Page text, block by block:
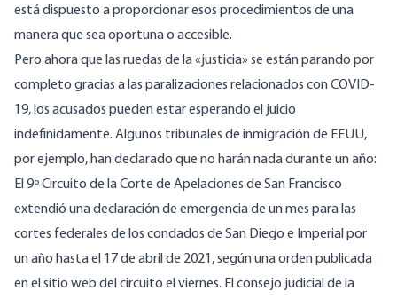
está dispuesto a proporcionar esos procedimientos de una
manera que sea oportuna o accesible.
Pero ahora que las ruedas de la «justicia» se están parando por
completo gracias a las paralizaciones relacionados con COVID-
19, los acusados pueden estar esperando el juicio
indefinidamente. Algunos tribunales de inmigración de EEUU,
por ejemplo, han declarado que no harán nada durante un año:
El 9º Circuito de la Corte de Apelaciones de San Francisco
extendió una declaración de emergencia de un mes para las
cortes federales de los condados de San Diego e Imperial por
un año hasta el 17 de abril de 2021, según una orden publicada
en el sitio web del circuito el viernes. El consejo judicial de la